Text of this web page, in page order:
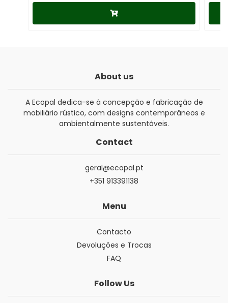
About us
A Ecopal dedica-se à concepção e fabricação de
mobiliário rústico, com designs contemporâneos e
ambientalmente sustentáveis.
Contact
geral@ecopal.pt
+351 913391138
Menu
Contacto
Devoluções e Trocas
FAQ
Follow Us